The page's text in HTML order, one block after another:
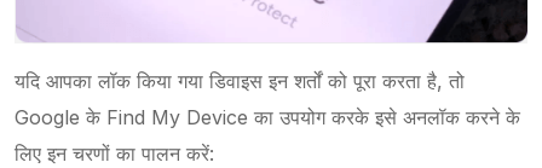
यदि आपका लॉक किया गया डिवाइस इन शर्तों को पूरा करता है, तो
Google के Find My Device का उपयोग करके इसे अनलॉक करने के
लिए इन चरणों का पालन करें: